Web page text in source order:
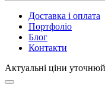
Доставка і оплата
Портфоліо
Блог
Контакти
Актуальні ціни